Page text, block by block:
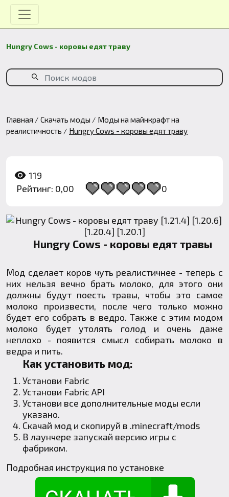
Hungry Cows - коровы едят траву
Главная Скачать моды
Моды на майнкрафт на
реалистичность
Hungry Cows - коровы едят траву
119
Рейтинг: 0,00
0
Hungry Cows - коровы едят травы
Мод сделает коров чуть реалистичнее - теперь с
них нельзя вечно брать молоко, для этого они
должны будут поесть травы, чтобы это самое
молоко произвести, после чего только можно
будет его собрать в ведро. Также с этим модом
молоко будет утолять голод и очень даже
неплохо - появится смысл собирать молоко в
ведра и пить.
Как установить мод:
Установи Fabric
Установи Fabric API
Установи все дополнительные моды если
указано.
Скачай мод и скопируй в .minecraft/mods
В лаунчере запускай версию игры с
фабриком.
Подробная инструкция по установке